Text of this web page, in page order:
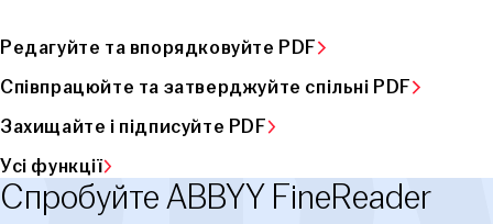
Редагуйте та впорядковуйте PDF
Співпрацюйте та затверджуйте спільні PDF
Захищайте і підписуйте PDF
Усі функції
Спробуйте ABBYY FineReader